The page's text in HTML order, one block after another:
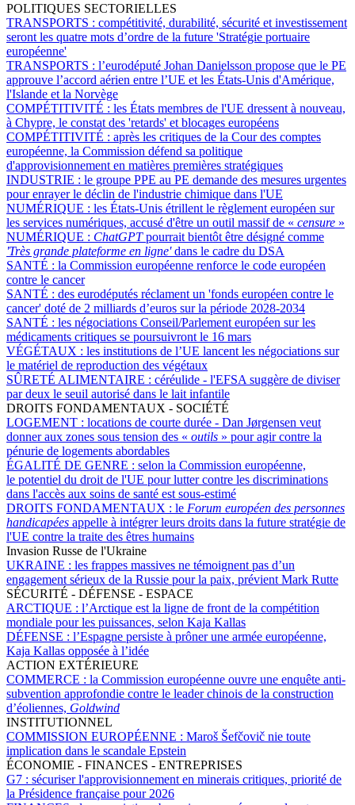
POLITIQUES SECTORIELLES
TRANSPORTS : compétitivité, durabilité, sécurité et investissement
seront les quatre mots d’ordre de la future 'Stratégie portuaire
européenne'
TRANSPORTS : l’eurodéputé Johan Danielsson propose que le PE
approuve l’accord aérien entre l’UE et les États-Unis d'Amérique,
l'Islande et la Norvège
COMPÉTITIVITÉ : les États membres de l'UE dressent à nouveau,
à Chypre, le constat des 'retards' et blocages européens
COMPÉTITIVITÉ : après les critiques de la Cour des comptes
européenne, la Commission défend sa politique
d'approvisionnement en matières premières stratégiques
INDUSTRIE : le groupe PPE au PE demande des mesures urgentes
pour enrayer le déclin de l'industrie chimique dans l'UE
NUMÉRIQUE : les États-Unis étrillent le règlement européen sur
les services numériques, accusé d'être un outil massif de « censure »
NUMÉRIQUE : ChatGPTpourrait bientôt être désigné comme
'Très grande plateforme en ligne'dans le cadre du DSA
SANTÉ : la Commission européenne renforce le code européen
contre le cancer
SANTÉ : des eurodéputés réclament un 'fonds européen contre le
cancer' doté de 2 milliards d’euros sur la période 2028-2034
SANTÉ : les négociations Conseil/Parlement européen sur les
médicaments critiques se poursuivront le 16 mars
VÉGÉTAUX : les institutions de l’UE lancent les négociations sur
le matériel de reproduction des végétaux
SÛRETÉ ALIMENTAIRE : céréulide - l'EFSA suggère de diviser
par deux le seuil autorisé dans le lait infantile
DROITS FONDAMENTAUX - SOCIÉTÉ
LOGEMENT : locations de courte durée - Dan Jørgensen veut
donner aux zones sous tension des « outils » pour agir contre la
pénurie de logements abordables
ÉGALITÉ DE GENRE : selon la Commission européenne,
le potentiel du droit de l'UE pour lutter contre les discriminations
dans l'accès aux soins de santé est sous-estimé
DROITS FONDAMENTAUX : le Forum européen des personnes
handicapées appelle à intégrer leurs droits dans la future stratégie de
l'UE contre la traite des êtres humains
Invasion Russe de l'Ukraine
UKRAINE : les frappes massives ne témoignent pas d’un
engagement sérieux de la Russie pour la paix, prévient Mark Rutte
SÉCURITÉ - DÉFENSE - ESPACE
ARCTIQUE : l’Arctique est la ligne de front de la compétition
mondiale pour les puissances, selon Kaja Kallas
DÉFENSE : l’Espagne persiste à prôner une armée européenne,
Kaja Kallas opposée à l’idée
ACTION EXTÉRIEURE
COMMERCE : la Commission européenne ouvre une enquête anti-
subvention approfondie contre le leader chinois de la construction
d’éoliennes, Goldwind
INSTITUTIONNEL
COMMISSION EUROPÉENNE : Maroš Šefčovič nie toute
implication dans le scandale Epstein
ÉCONOMIE - FINANCES - ENTREPRISES
G7 : sécuriser l'approvisionnement en minerais critiques, priorité de
la Présidence française pour 2026